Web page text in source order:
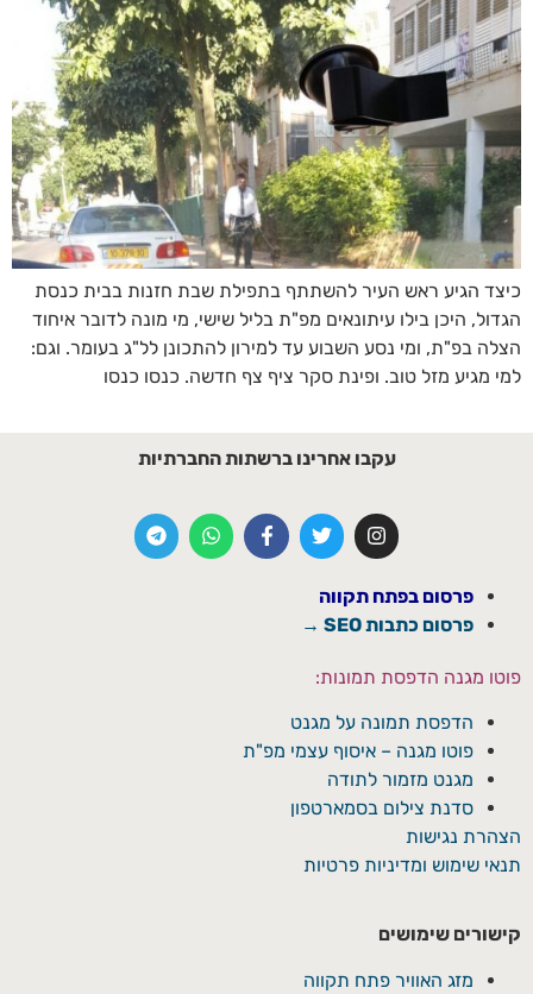
כיצד הגיע ראש העיר להשתתף בתפילת שבת חזנות בבית כנסת
הגדול, היכן בילו עיתונאים מפ"ת בליל שישי, מי מונה לדובר איחוד
הצלה בפ"ת, ומי נסע השבוע עד למירון להתכונן לל"ג בעומר. וגם:
למי מגיע מזל טוב. ופינת סקר ציף צף חדשה. כנסו כנסו
עקבו אחרינו ברשתות החברתיות
פרסום בפתח תקווה
פרסום כתבות SEO →
פוטו מגנה הדפסת תמונות:
הדפסת תמונה על מגנט
פוטו מגנה – איסוף עצמי מפ"ת
מגנט מזמור לתודה
סדנת צילום בסמארטפון
הצהרת נגישות
תנאי שימוש ומדיניות פרטיות
קישורים שימושים
מזג האוויר פתח תקווה